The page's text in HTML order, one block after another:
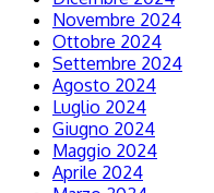
Novembre 2024
Ottobre 2024
Settembre 2024
Agosto 2024
Luglio 2024
Giugno 2024
Maggio 2024
Aprile 2024